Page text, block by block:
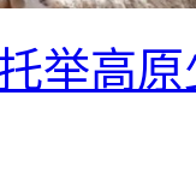
举高